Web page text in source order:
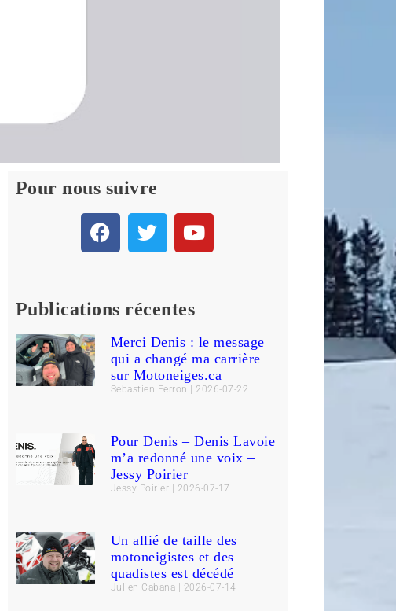
Pour nous suivre
Publications récentes
Merci Denis : le message
qui a changé ma carrière
sur Motoneiges.ca
Sébastien Ferron 2026-07-22
Pour Denis – Denis Lavoie
m’a redonné une voix –
Jessy Poirier
Jessy Poirier 2026-07-17
Un allié de taille des
motoneigistes et des
quadistes est décédé
Julien Cabana 2026-07-14